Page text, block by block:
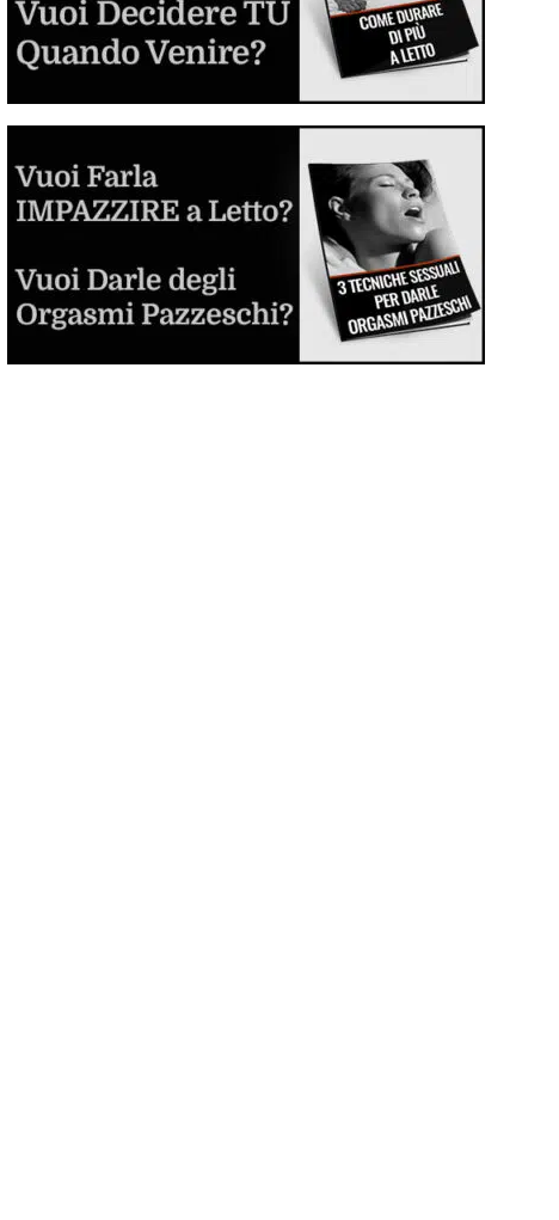
Dilatatore Anale (Butt Plug o Anal Plug)
Cos'è, come si usa e come scegliere il
Sesso Anale per la Prima Volta
La guida step by step per sverginarla dal
culo